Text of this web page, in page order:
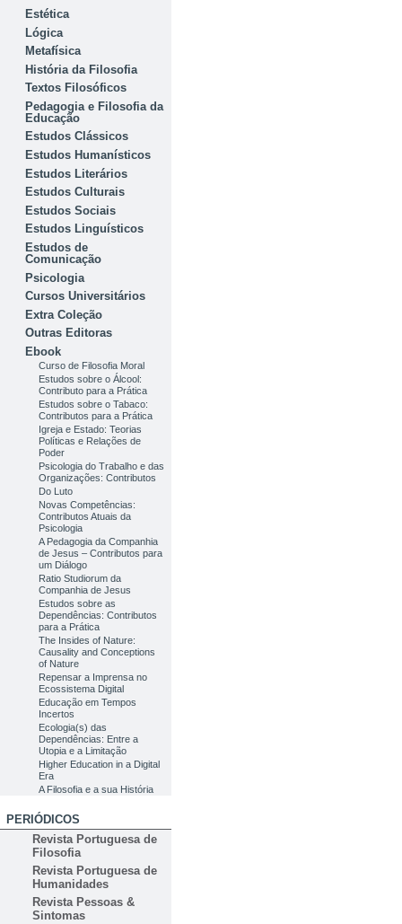
Estética
Lógica
Metafísica
História da Filosofia
Textos Filosóficos
Pedagogia e Filosofia da
Educação
Estudos Clássicos
Estudos Humanísticos
Estudos Literários
Estudos Culturais
Estudos Sociais
Estudos Linguísticos
Estudos de
Comunicação
Psicologia
Cursos Universitários
Extra Coleção
Outras Editoras
Ebook
Curso de Filosofia Moral
Estudos sobre o Álcool:
Contributo para a Prática
Estudos sobre o Tabaco:
Contributos para a Prática
Igreja e Estado: Teorias
Políticas e Relações de
Poder
Psicologia do Trabalho e das
Organizações: Contributos
Do Luto
Novas Competências:
Contributos Atuais da
Psicologia
A Pedagogia da Companhia
de Jesus – Contributos para
um Diálogo
Ratio Studiorum da
Companhia de Jesus
Estudos sobre as
Dependências: Contributos
para a Prática
The Insides of Nature:
Causality and Conceptions
of Nature
Repensar a Imprensa no
Ecossistema Digital
Educação em Tempos
Incertos
Ecologia(s) das
Dependências: Entre a
Utopia e a Limitação
Higher Education in a Digital
Era
A Filosofia e a sua História
PERIÓDICOS
Revista Portuguesa de
Filosofia
Revista Portuguesa de
Humanidades
Revista Pessoas &
Sintomas